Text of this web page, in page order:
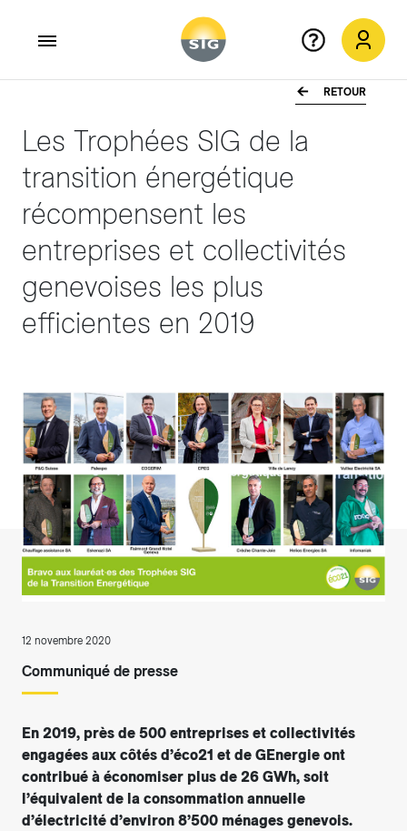
RETOUR
Les Trophées SIG de la
transition énergétique
récompensent les
entreprises et collectivités
genevoises les plus
efficientes en 2019
12 novembre 2020
Communiqué de presse
En 2019, près de 500 entreprises et collectivités
engagées aux côtés d’éco21 et de GEnergie ont
contribué à économiser plus de 26 GWh, soit
l’équivalent de la consommation annuelle
d’électricité d’environ 8’500 ménages genevois.